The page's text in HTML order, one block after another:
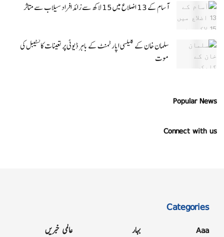
آسام کے 13 اضلاع میں 15 لاکھ سے زائد افراد سیلاب سے متاثر
سلمان خان کے گلیکسی اپارٹمنٹ کے باہر ڈیوٹی پر تعینات کانسٹیبل کی
موت
Popular News
Connect with us
Categories
Aaa بہار عالمی خبریں